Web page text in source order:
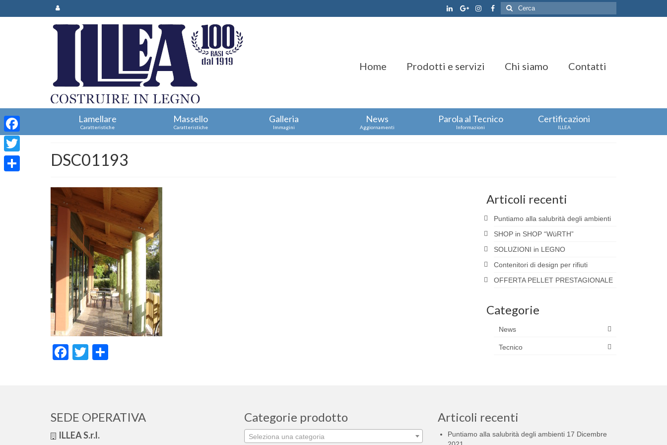
Cerca:
Home Prodotti e servizi Chi siamo Contatti
Lamellare
Caratteristiche
Massello
Caratteristiche
Galleria
Immagini
News
Aggiornamenti
Parola al Tecnico
Informazioni
Certificazioni
ILLEA
DSC01193
Facebook
Twitter
Articoli recenti
Puntiamo alla salubrità degli ambienti
SHOP in SHOP “WüRTH”
SOLUZIONI in LEGNO
Contenitori di design per rifiuti
OFFERTA PELLET PRESTAGIONALE
Categorie
News
Tecnico
SEDE OPERATIVA
ILLEA S.r.l.
Categorie prodotto
Seleziona una categoria
Articoli recenti
Puntiamo alla salubrità degli ambienti 17 Dicembre
Facebook
Twitter